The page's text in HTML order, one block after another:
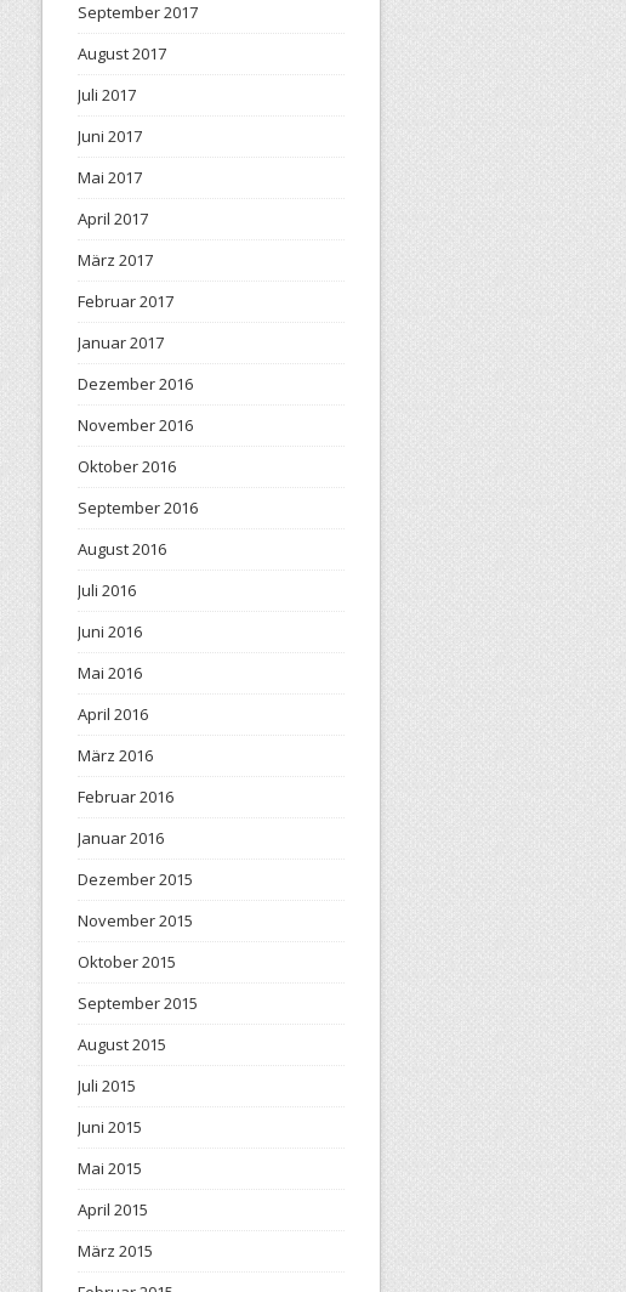
September 2017
August 2017
Juli 2017
Juni 2017
Mai 2017
April 2017
März 2017
Februar 2017
Januar 2017
Dezember 2016
November 2016
Oktober 2016
September 2016
August 2016
Juli 2016
Juni 2016
Mai 2016
April 2016
März 2016
Februar 2016
Januar 2016
Dezember 2015
November 2015
Oktober 2015
September 2015
August 2015
Juli 2015
Juni 2015
Mai 2015
April 2015
März 2015